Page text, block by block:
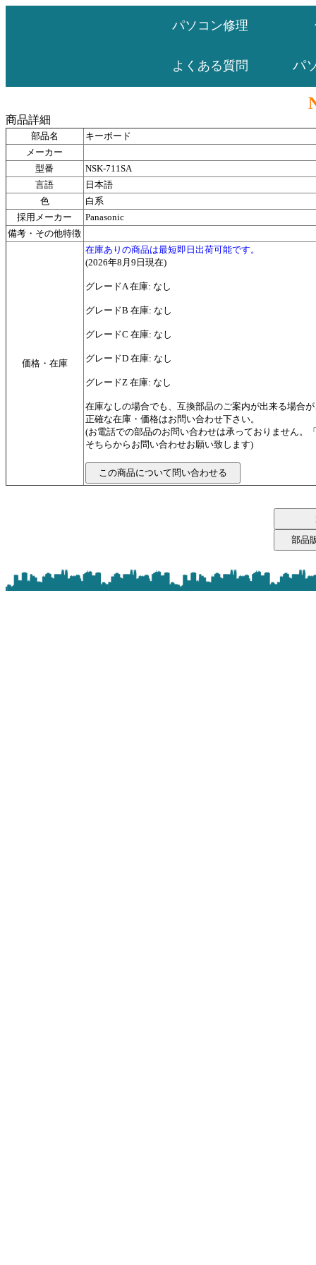
パソコン修理
よくある質問 パ
商品詳細
部品名
キーボード
メーカー
型番
NSK-711SA
言語
日本語
色
白系
採用メーカー
Panasonic
備考・その他特徴
価格・在庫
在庫ありの商品は最短即日出荷可能です。
(2026年8月9日現在)
グレードA 在庫: なし
グレードB 在庫: なし
グレードC 在庫: なし
グレードD 在庫: なし
グレードZ 在庫: なし
在庫なしの場合でも、互換部品のご案内が出来る場合
正確な在庫・価格はお問い合わせ下さい。
(お電話での部品のお問い合わせは承っておりません。
そちらからお問い合わせお願い致します)